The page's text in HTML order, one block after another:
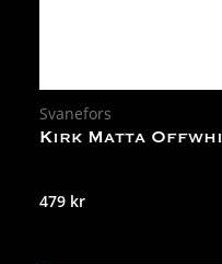
Svanefors
Kirk Matta
479 kr